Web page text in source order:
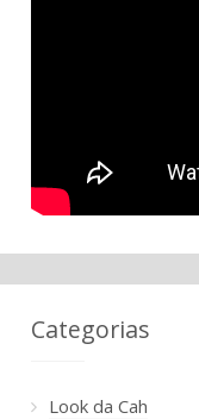
Categorias
Look da Cah